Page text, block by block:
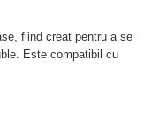
fiind creat pentru a se
Este compatibil cu